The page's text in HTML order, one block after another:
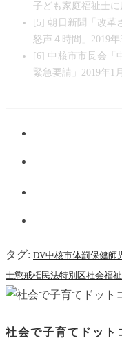
子ども家庭福祉士に
[5] 朝日新聞「改
怒声４時間」2019年
[6] 中核市市長会「
緊急要請」2019年1
タグ: DV中核市体罰保健師
士懲戒権民法特別区社会福
社会で子育てドット